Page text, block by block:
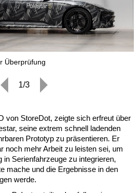
Überprüfung
1/3
von StoreDot, zeigte sich erfreut über
seine extrem schnell ladenden
Prototyp zu präsentieren. Er
noch mehr Arbeit zu leisten sei, um
Serienfahrzeuge zu integrieren,
mache und die Ergebnisse in den
werde.